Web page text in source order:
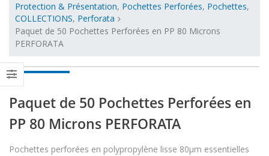
Protection & Présentation, Pochettes Perforées, Pochettes,
COLLECTIONS, Perforata
Paquet de 50 Pochettes Perforées en PP 80 Microns
PERFORATA
Paquet de 50 Pochettes Perforées en
PP 80 Microns PERFORATA
Pochettes perforées en polypropylène lisse 80µm essentielles